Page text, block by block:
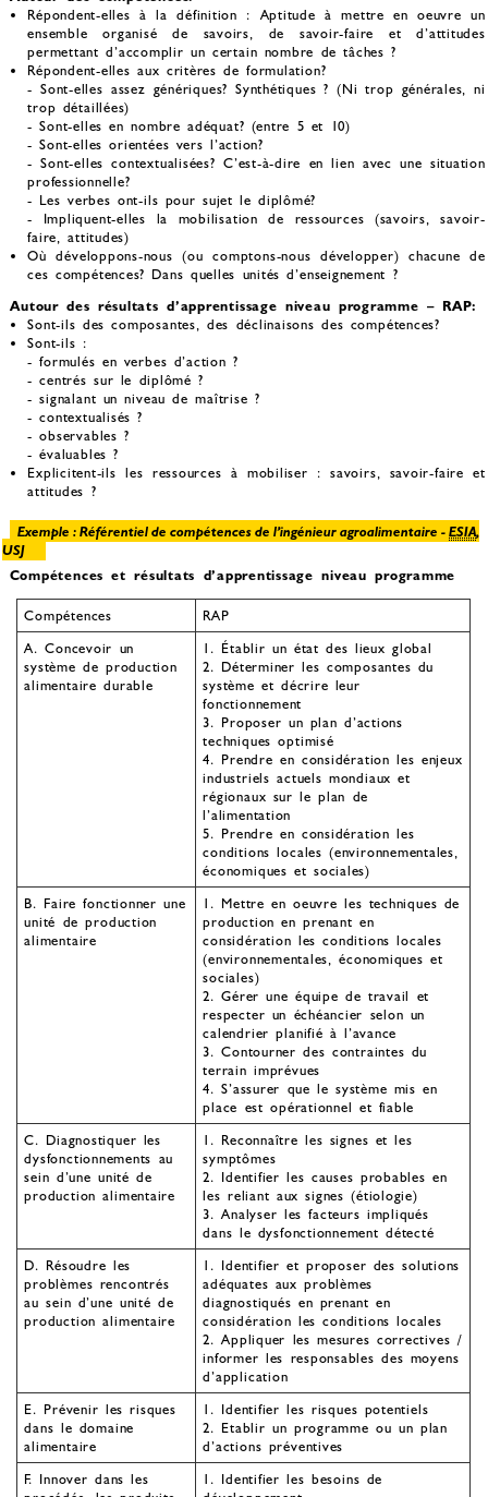
Répondent-elles à la définition : Aptitude à mettre en oeuvre un
ensemble organisé de savoirs, de savoir-faire et d’attitudes
permettant d’accomplir un certain nombre de tâches ?
Répondent-elles aux critères de formulation?
- Sont-elles assez génériques? Synthétiques ? (Ni trop générales, ni
trop détaillées)
- Sont-elles en nombre adéquat? (entre 5 et 10)
- Sont-elles orientées vers l’action?
- Sont-elles contextualisées? C’est-à-dire en lien avec une situation
professionnelle?
- Les verbes ont-ils pour sujet le diplômé?
- Impliquent-elles la mobilisation de ressources (savoirs, savoir-
faire, attitudes)
Où développons-nous (ou comptons-nous développer) chacune de
ces compétences? Dans quelles unités d’enseignement ?
Autour des résultats d’apprentissage niveau programme – RAP:
Sont-ils des composantes, des déclinaisons des compétences?
Sont-ils :
- formulés en verbes d’action ?
- centrés sur le diplômé ?
- signalant un niveau de maîtrise ?
- contextualisés ?
- observables ?
- évaluables ?
Explicitent-ils les ressources à mobiliser : savoirs, savoir-faire et
attitudes ?
Exemple : Référentiel de compétences de l’ingénieur agroalimentaire -ESIA,
USJ
Compétences et résultats d’apprentissage niveau programme
Compétences
RAP
A. Concevoir un
système de production
alimentaire durable
1. Établir un état des lieux global
2. Déterminer les composantes du
système et décrire leur
fonctionnement
3. Proposer un plan d’actions
techniques optimisé
4. Prendre en considération les enjeux
industriels actuels mondiaux et
régionaux sur le plan de
l’alimentation
5. Prendre en considération les
conditions locales (environnementales,
économiques et sociales)
B. Faire fonctionner une
unité de production
alimentaire
1. Mettre en oeuvre les techniques de
production en prenant en
considération les conditions locales
(environnementales, économiques et
sociales)
2. Gérer une équipe de travail et
respecter un échéancier selon un
calendrier planifié à l’avance
3. Contourner des contraintes du
terrain imprévues
4. S’assurer que le système mis en
place est opérationnel et fiable
C. Diagnostiquer les
dysfonctionnements au
sein d’une unité de
production alimentaire
1. Reconnaître les signes et les
symptômes
2. Identifier les causes probables en
les reliant aux signes (étiologie)
3. Analyser les facteurs impliqués
dans le dysfonctionnement détecté
D. Résoudre les
problèmes rencontrés
au sein d’une unité de
production alimentaire
1. Identifier et proposer des solutions
adéquates aux problèmes
diagnostiqués en prenant en
considération les conditions locales
2. Appliquer les mesures correctives /
informer les responsables des moyens
d’application
E. Prévenir les risques
dans le domaine
alimentaire
1. Identifier les risques potentiels
2. Etablir un programme ou un plan
d’actions préventives
F. Innover dans les
1. Identifier les besoins de